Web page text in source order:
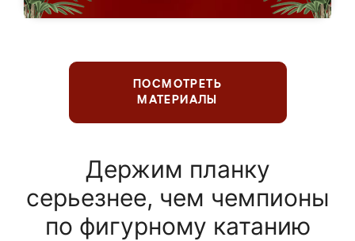
ПОСМОТРЕТЬ
МАТЕРИАЛЫ
Держим планку
серьезнее, чем чемпионы
по фигурному катанию